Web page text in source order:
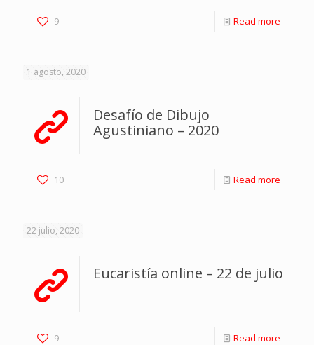
9 Read more
1 agosto, 2020
Desafío de Dibujo
Agustiniano – 2020
10 Read more
22 julio, 2020
Eucaristía online – 22 de julio
9 Read more